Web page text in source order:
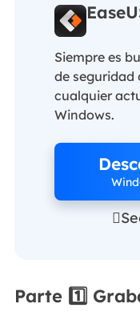
Siempre es
de seguridad
cualquier
Windows.
Parte 1️⃣